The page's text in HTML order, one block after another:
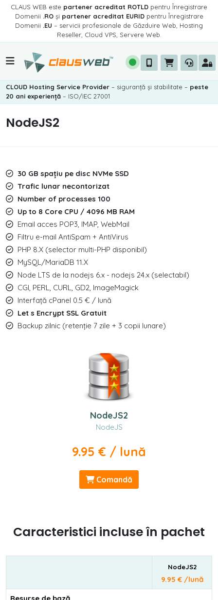
CLAUS WEB este partener acreditat ROTLD pentru Înregistrare
Domenii .ROși partener acreditat EURIDpentru Înregistrare
Domenii .EU – servicii profesionale de Găzduire Web, Hosting
Reseller, Cloud VPS, Servere Web.
CLOUD Hosting Service Provider – siguranță și stabilitate – peste
20 ani experiență – ISO/IEC 27001
NodeJS2
30 GB spațiu pe disc NVMe SSD
Trafic lunar necontorizat
Number of processes 100
Up to 8 Core CPU / 4096 MB RAM
Email acces POP3, IMAP, WebMail
Filtru e-mail AntiSpam + AntiVirus
PHP 8.X (selector multi-PHP disponibil)
MySQL/MariaDB 11.X
Node LTS de la nodejs 6.x - nodejs 24.x (selectabil)
CGI, PERL, CURL, GD2, ImageMagick
Interfață cPanel 0.5 € / lună
Let s Encrypt SSL Gratuit
Backup zilnic (retenție 7 zile + 3 copii lunare)
NodeJS2
NodeJS
9.95 € / lună
Comandă
Caracteristici incluse în pachet
NodeJS2
9.95 € /lună